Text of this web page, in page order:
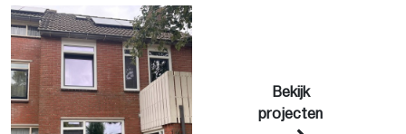
Bekijk
projecten